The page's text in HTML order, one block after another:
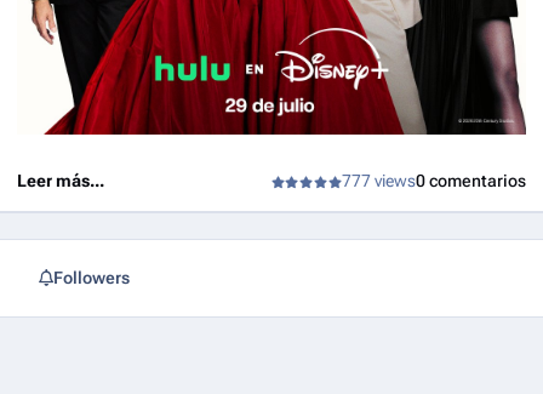
Leer más... 777 views0 comentarios
Followers